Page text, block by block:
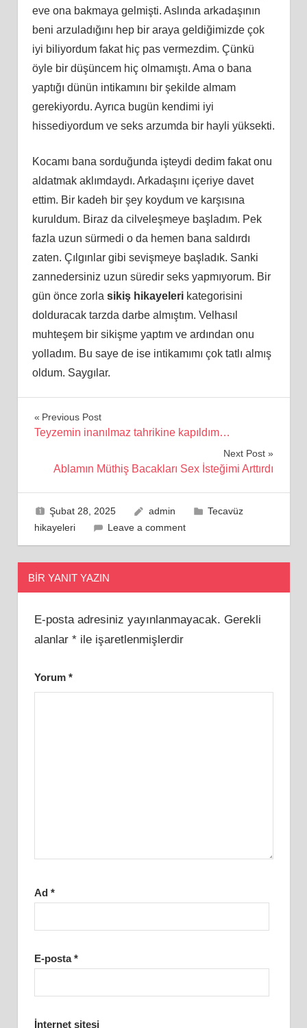
eve ona bakmaya gelmişti. Aslında arkadaşının
beni arzuladığını hep bir araya geldiğimizde çok
iyi biliyordum fakat hiç pas vermezdim. Çünkü
öyle bir düşüncem hiç olmamıştı. Ama o bana
yaptığı dünün intikamını bir şekilde almam
gerekiyordu. Ayrıca bugün kendimi iyi
hissediyordum ve seks arzumda bir hayli yüksekti.
Kocamı bana sorduğunda işteydi dedim fakat onu
aldatmak aklımdaydı. Arkadaşını içeriye davet
ettim. Bir kadeh bir şey koydum ve karşısına
kuruldum. Biraz da cilveleşmeye başladım. Pek
fazla uzun sürmedi o da hemen bana saldırdı
zaten. Çılgınlar gibi sevişmeye başladık. Sanki
zannedersiniz uzun süredir seks yapmıyorum. Bir
gün önce zorla sikiş hikayelerikategorisini
dolduracak tarzda darbe almıştım. Velhasıl
muhteşem bir sikişme yaptım ve ardından onu
yolladım. Bu saye de ise intikamımı çok tatlı almış
oldum. Saygılar.
Yazı
Previous Post
Teyzemin inanılmaz tahrikine kapıldım…
Next Post
Ablamın Müthiş Bacakları Sex İsteğimi Arttırdı
Şubat 28, 2025 admin
Tecavüz
hikayeleri
Leave a comment
BIR YANIT YAZIN
E-posta adresiniz yayınlanmayacak. Gerekli
alanlar *ile işaretlenmişlerdir
Yorum *
Ad *
E-posta*
İnternet sitesi